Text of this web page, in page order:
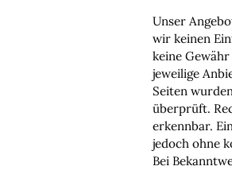
Unser
wir keinen
keine
jeweilige
Seiten
überprüft.
erkennbar.
jedoch ohne
Bei